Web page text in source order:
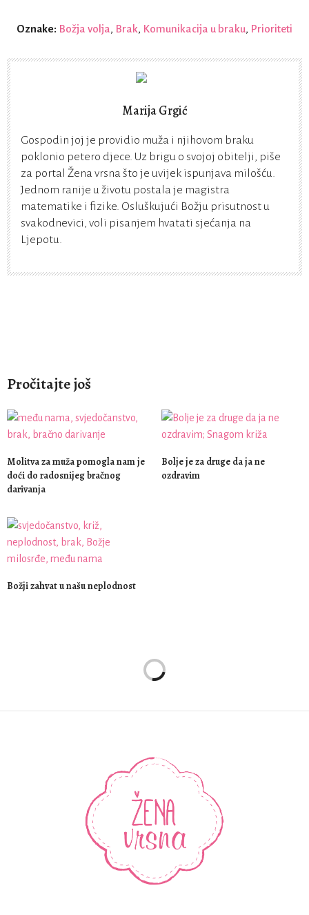
Oznake: Božja volja, Brak, Komunikacija u braku, Prioriteti
Marija Grgić
Gospodin joj je providio muža i njihovom braku
poklonio petero djece. Uz brigu o svojoj obitelji, piše
za portal Žena vrsna što je uvijek ispunjava milošću.
Jednom ranije u životu postala je magistra
matematike i fizike. Osluškujući Božju prisutnost u
svakodnevici, voli pisanjem hvatati sjećanja na
Ljepotu.
Pročitajte još
Molitva za muža pomogla nam je
doći do radosnijeg bračnog
darivanja
Bolje je za druge da ja ne
ozdravim
Božji zahvat u našu neplodnost